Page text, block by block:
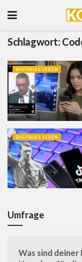
Schlagwort:
DIGITALES LEBEN
DIGITALES LEBEN
Umfrage
Was sind deiner